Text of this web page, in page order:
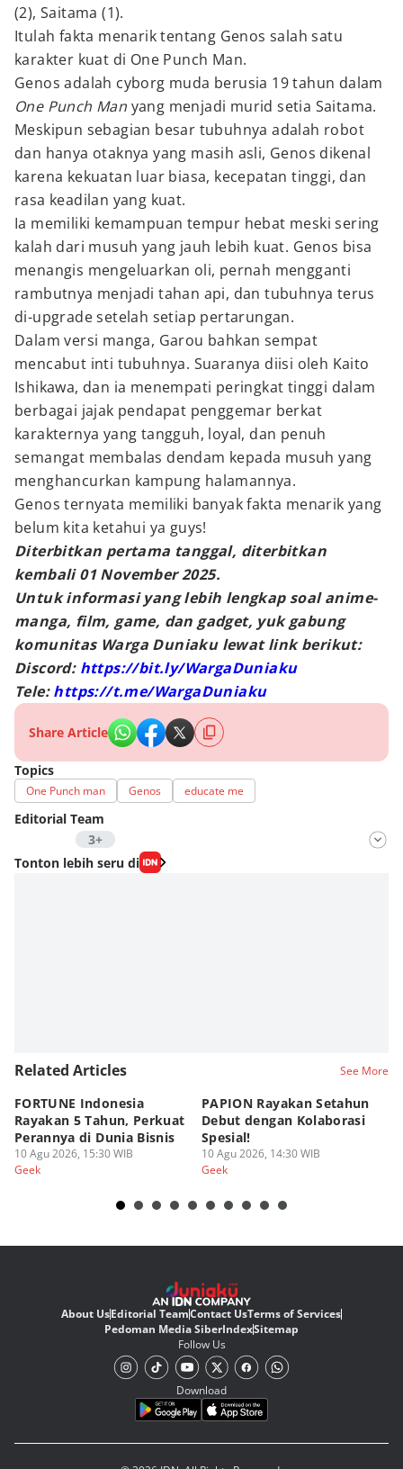
(2), Saitama (1).
Itulah fakta menarik tentang Genos salah satu
karakter kuat di One Punch Man.
Genos adalah cyborg muda berusia 19 tahun dalam
One Punch Man yang menjadi murid setia Saitama.
Meskipun sebagian besar tubuhnya adalah robot
dan hanya otaknya yang masih asli, Genos dikenal
karena kekuatan luar biasa, kecepatan tinggi, dan
rasa keadilan yang kuat.
Ia memiliki kemampuan tempur hebat meski sering
kalah dari musuh yang jauh lebih kuat. Genos bisa
menangis mengeluarkan oli, pernah mengganti
rambutnya menjadi tahan api, dan tubuhnya terus
di-upgrade setelah setiap pertarungan.
Dalam versi manga, Garou bahkan sempat
mencabut inti tubuhnya. Suaranya diisi oleh Kaito
Ishikawa, dan ia menempati peringkat tinggi dalam
berbagai jajak pendapat penggemar berkat
karakternya yang tangguh, loyal, dan penuh
semangat membalas dendam kepada musuh yang
menghancurkan kampung halamannya.
Genos ternyata memiliki banyak fakta menarik yang
belum kita ketahui ya guys!
Diterbitkan pertama tanggal, diterbitkan
kembali 01 November 2025.
Untuk informasi yang lebih lengkap soal anime-
manga, film, game, dan gadget, yuk gabung
komunitas Warga Duniaku lewat link berikut:
Discord: https://bit.ly/WargaDuniaku
Tele:https://t.me/WargaDuniaku
Share Article
Topics
One Punch man Genos educate me
Editorial Team
3+
Editor
Fahrul Razi Uni Nurullah
Tonton lebih seru di
Related Articles See More
FORTUNE Indonesia
Rayakan 5 Tahun, Perkuat
Perannya di Dunia Bisnis
10 Agu 2026, 15:30 WIB
Geek
PAPION Rayakan Setahun
Debut dengan Kolaborasi
Spesial!
10 Agu 2026, 14:30 WIB
Geek
About UsEditorial TeamContact UsTerms of Services
Pedoman Media SiberIndexSitemap
Follow Us
Download